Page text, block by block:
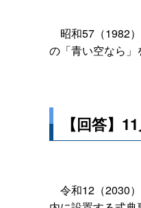
昭和57（1982
の「青い空なら」
【回答】
令和12（2030